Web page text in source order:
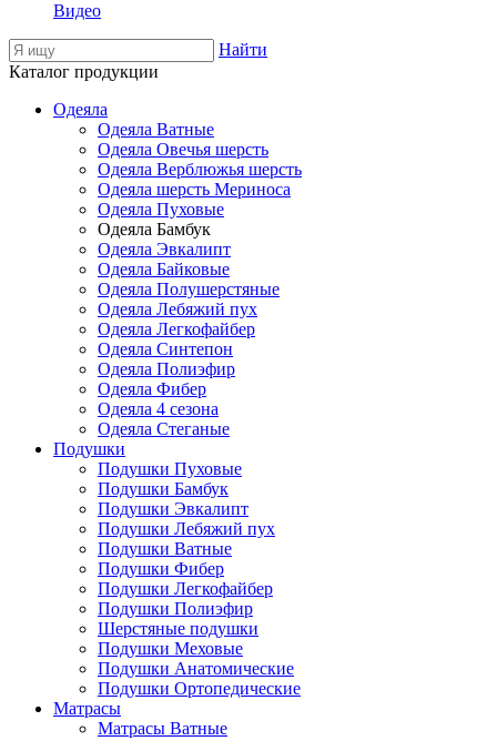
Видео
Найти
Каталог продукции
Одеяла
Одеяла Ватные
Одеяла Овечья шерсть
Одеяла Верблюжья шерсть
Одеяла шерсть Мериноса
Одеяла Пуховые
Одеяла Бамбук
Одеяла Эвкалипт
Одеяла Байковые
Одеяла Полушерстяные
Одеяла Лебяжий пух
Одеяла Легкофайбер
Одеяла Синтепон
Одеяла Полиэфир
Одеяла Фибер
Одеяла 4 сезона
Одеяла Стеганые
Подушки
Подушки Пуховые
Подушки Бамбук
Подушки Эвкалипт
Подушки Лебяжий пух
Подушки Ватные
Подушки Фибер
Подушки Легкофайбер
Подушки Полиэфир
Шерстяные подушки
Подушки Меховые
Подушки Анатомические
Подушки Ортопедические
Матрасы
Матрасы Ватные